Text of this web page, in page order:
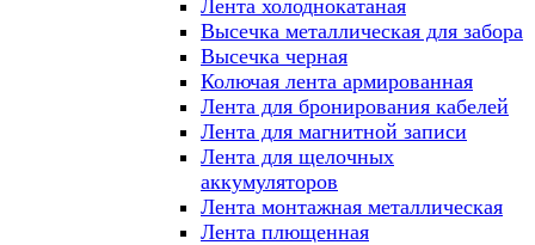
Лента холоднокатаная
Высечка металлическая для забора
Высечка черная
Колючая лента армированная
Лента для бронирования кабелей
Лента для магнитной записи
Лента для щелочных
аккумуляторов
Лента монтажная металлическая
Лента плющенная